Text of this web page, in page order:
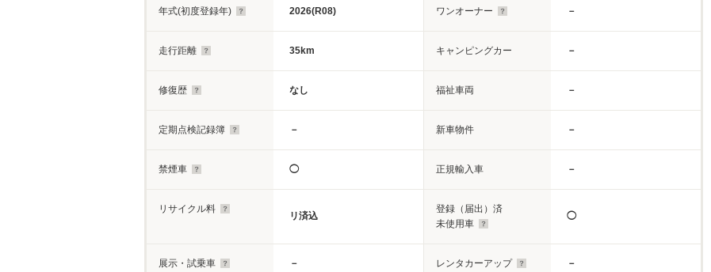
年式(初度登録年) 2026(R08) ワンオーナー －
走行距離 35km キャンピングカー －
修復歴 なし 福祉車両 －
定期点検記録簿 － 新車物件 －
禁煙車 ◯ 正規輸入車 －
リサイクル料
リ済込
登録（届出）済
未使用車
◯
展示・試乗車 － レンタカーアップ －